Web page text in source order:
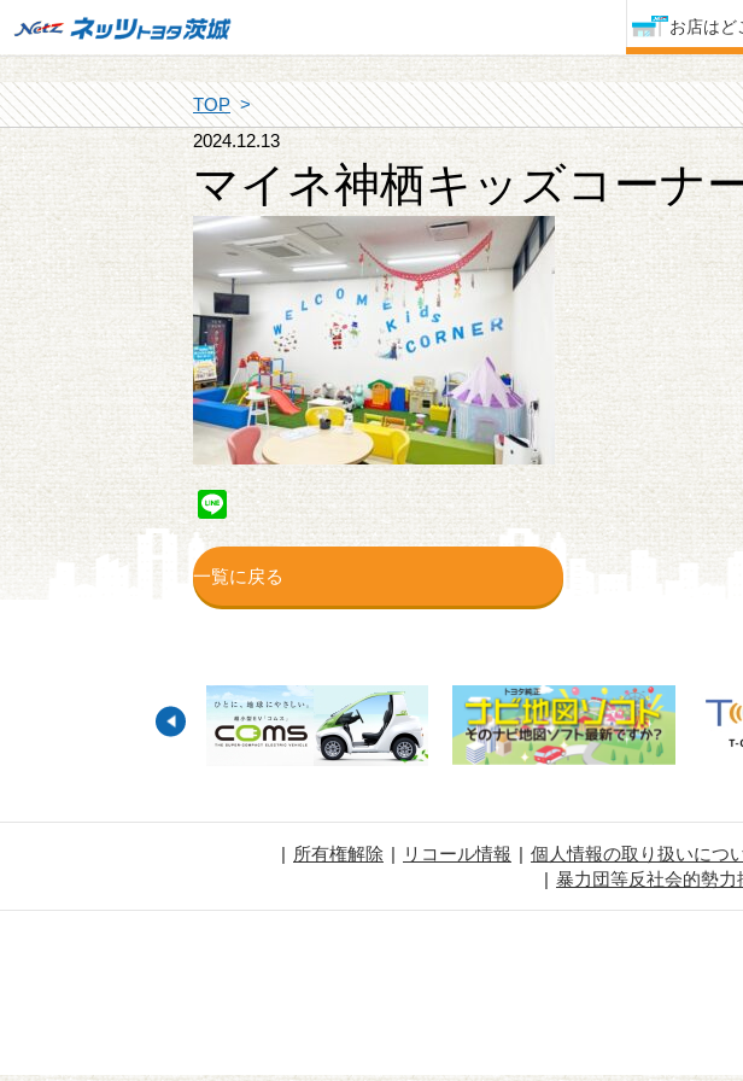
お店はど
TOP
2024.12.13
マイネ神栖キッズコーナ
Line
一覧に戻る
所有権解除 リコール情報 個人情報の取り扱いにつ
暴力団等反社会的勢力